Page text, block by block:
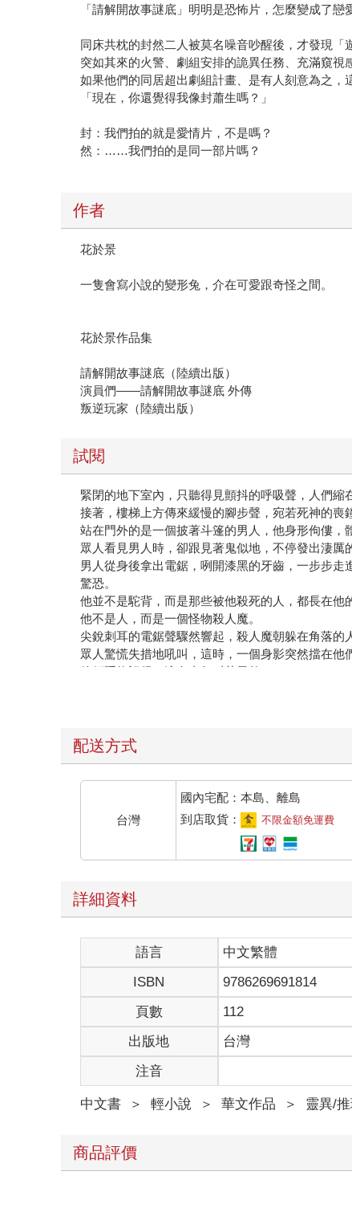
「請解開故事謎底」明明是恐怖片，怎麼變成了戀
同床共枕的封然二人被莫名噪音吵醒後，才發現「
突如其來的火警、劇組安排的詭異任務、充滿窺
如果他們的同居超出劇組計畫、是有人刻意為之，
「現在，你還覺得我像封蕭生嗎？」
封：我們拍的就是愛情片，不是嗎？
然：……我們拍的是同一部片嗎？
作者
花於景
一隻會寫小說的變形兔，介在可愛跟奇怪之間。
花於景作品集
請解開故事謎底（陸續出版）
演員們——請解開故事謎底 外傳
叛逆玩家（陸續出版）
試閱
緊閉的地下室內，只聽得見顫抖的呼吸聲，人們縮
接著，樓梯上方傳來緩慢的腳步聲，宛若死神的喪
站在門外的是一個披著斗篷的男人，他身形佝僂，
眾人看見男人時，卻跟見著鬼似地，不停發出淒厲
男人從身後拿出電鋸，咧開漆黑的牙齒，一步步
驚恐。
他並不是駝背，而是那些被他殺死的人，都長在他
他不是人，而是一個怪物殺人魔。
尖銳刺耳的電鋸聲驟然響起，殺人魔朝躲在角落的
眾人驚慌失措地吼叫，這時，一個身影突然擋在他
他們隱約記得，這名青年叫莊天然。
莊天然拿著地下室裡唯一能夠作為阻擋用具的滅
「嘻嘻嘻！」殺人魔笑容滿面，視線的遮蔽絲毫
眾人總算鬆了口氣，頓時泣不成聲，一面互相擁抱
他的臉被砸碎半邊，只剩下右邊的骨頭，其餘血
眾人再次尖叫逃離，不過莊天然沒有跑，他拿起
在怪物面前，人類的攻擊根本不痛不癢。
但他不能躲，因為他知道自己一躲，殺人魔就會去
忽然，耳邊傳來另一道劇烈的電鋸聲，殺人魔的笑
莊天然眼睜睜看著額前的髮絲掉下幾許，剛才只差
莊天然差點軟了膝蓋，怔怔地看著封蕭生放下電鋸
從屋外回來的封蕭生衣衫濕透，卻不見狼狽，舉
封蕭生舉步靠近，近得彷彿只聽得見彼此的呼吸
莊天然看向封蕭生時的眼神，猶如剛才人們看著
八分鐘前，封蕭生進入了這一關的支線關卡，被鎖
其他玩家都以為被孤立的封蕭生凶多吉少，沒想
原來他是偽裝成人，隱藏在他們之中的怪物殺人魔。
所有人倉皇逃到地下室，直到殺人魔找到他們。
莊天然原本還擔心封蕭生的情況，然而對方八分
封蕭生說：「解完就回來了。」
莊天然一頓，「不是才過八分鐘？」他忍不住低頭
莊天然：「⋯⋯」明白了。
莊天然以為他還在遺憾自己被割斷的頭髮，鄭重
配送方式
台灣
國內宅配：本島、離島
到店取貨：
不限金額免運費
詳細資料
語言 中文繁體
ISBN
9786269691814
頁數
112
出版地
台灣
注音
中文書 ＞ 輕小說 ＞ 華文作品 ＞ 靈異/
商品評價